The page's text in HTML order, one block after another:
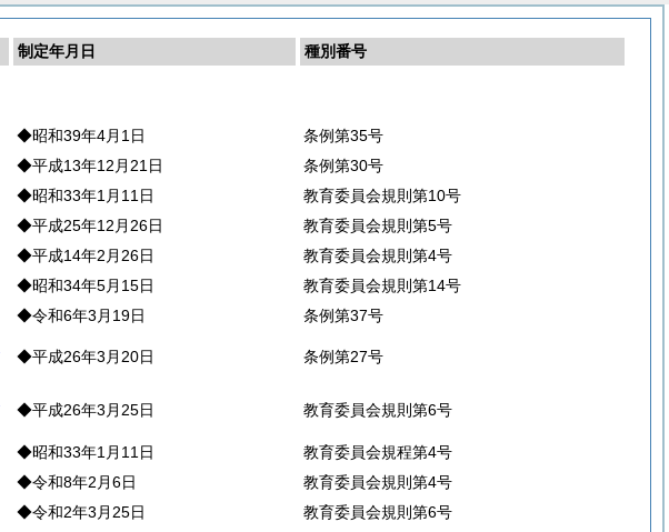
制定年月日
種別番号
◆昭和39年4月1日
条例第35号
◆平成13年12月21日
条例第30号
◆昭和33年1月11日
教育委員会規則第10号
◆平成25年12月26日
教育委員会規則第5号
◆平成14年2月26日
教育委員会規則第4号
◆昭和34年5月15日
教育委員会規則第14号
◆令和6年3月19日
条例第37号
◆平成26年3月20日 条例第27号
◆平成26年3月25日 教育委員会規則第6号
◆昭和33年1月11日
教育委員会規程第4号
◆令和8年2月6日
教育委員会規則第4号
◆令和2年3月25日
教育委員会規則第6号